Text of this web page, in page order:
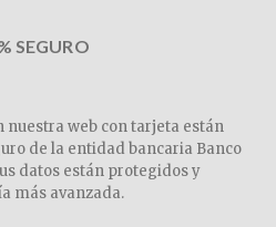
SEGURO
nuestra web con tarjeta están
de la entidad bancaria Banco
datos están protegidos y
más avanzada.